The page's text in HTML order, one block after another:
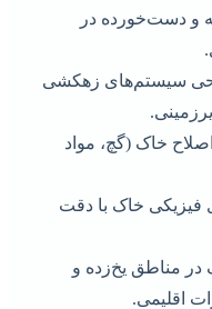
و دست‌خورده در
سیستم‌های زهکشی
خاک (گچ، مواد
فیزیکی خاک با دقت
در مناطق یخ‌زده و
اقلیمی.